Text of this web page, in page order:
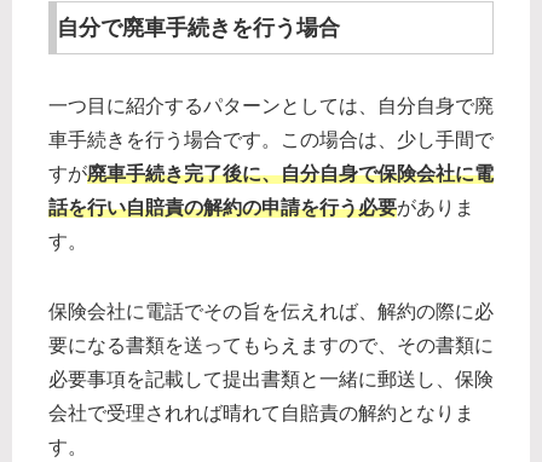
自分で廃車手続きを行う場合
一つ目に紹介するパターンとしては、自分自身で廃
車手続きを行う場合です。この場合は、少し手間で
すが廃車手続き完了後に、自分自身で保険会社に電
話を行い自賠責の解約の申請を行う必要がありま
す。
保険会社に電話でその旨を伝えれば、解約の際に必
要になる書類を送ってもらえますので、その書類に
必要事項を記載して提出書類と一緒に郵送し、保険
会社で受理されれば晴れて自賠責の解約となりま
す。